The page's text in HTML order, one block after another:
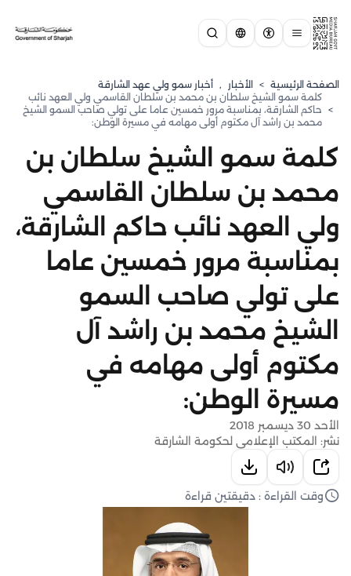
الصفحة الرئيسية > الأخبار , ⁠أخبار سمو ولي عهد الشارقة
>
كلمة سمو الشيخ سلطان بن محمد بن سلطان القاسمي ولي العهد نائب
حاكم الشارقة، بمناسبة مرور خمسين عاما على تولي صاحب السمو الشيخ
محمد بن راشد آل مكتوم أولى مهامه في مسيرة الوطن:
كلمة سمو الشيخ سلطان بن
محمد بن سلطان القاسمي
ولي العهد نائب حاكم الشارقة،
بمناسبة مرور خمسين عاما
على تولي صاحب السمو
الشيخ محمد بن راشد آل
مكتوم أولى مهامه في
مسيرة الوطن:
الأحد 30 ديسمبر 2018
نشر: المكتب الإعلامي لحكومة الشارقة
وقت القراءة : دقيقتين قراءة